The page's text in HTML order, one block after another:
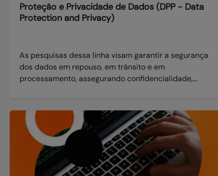
Proteção e Privacidade de Dados (DPP - Data
Protection and Privacy)
As pesquisas dessa linha visam garantir a segurança
dos dados em repouso, em trânsito e em
processamento, assegurando confidencialidade,
imersivos, descentralizados, de IA, redes e nuvem.